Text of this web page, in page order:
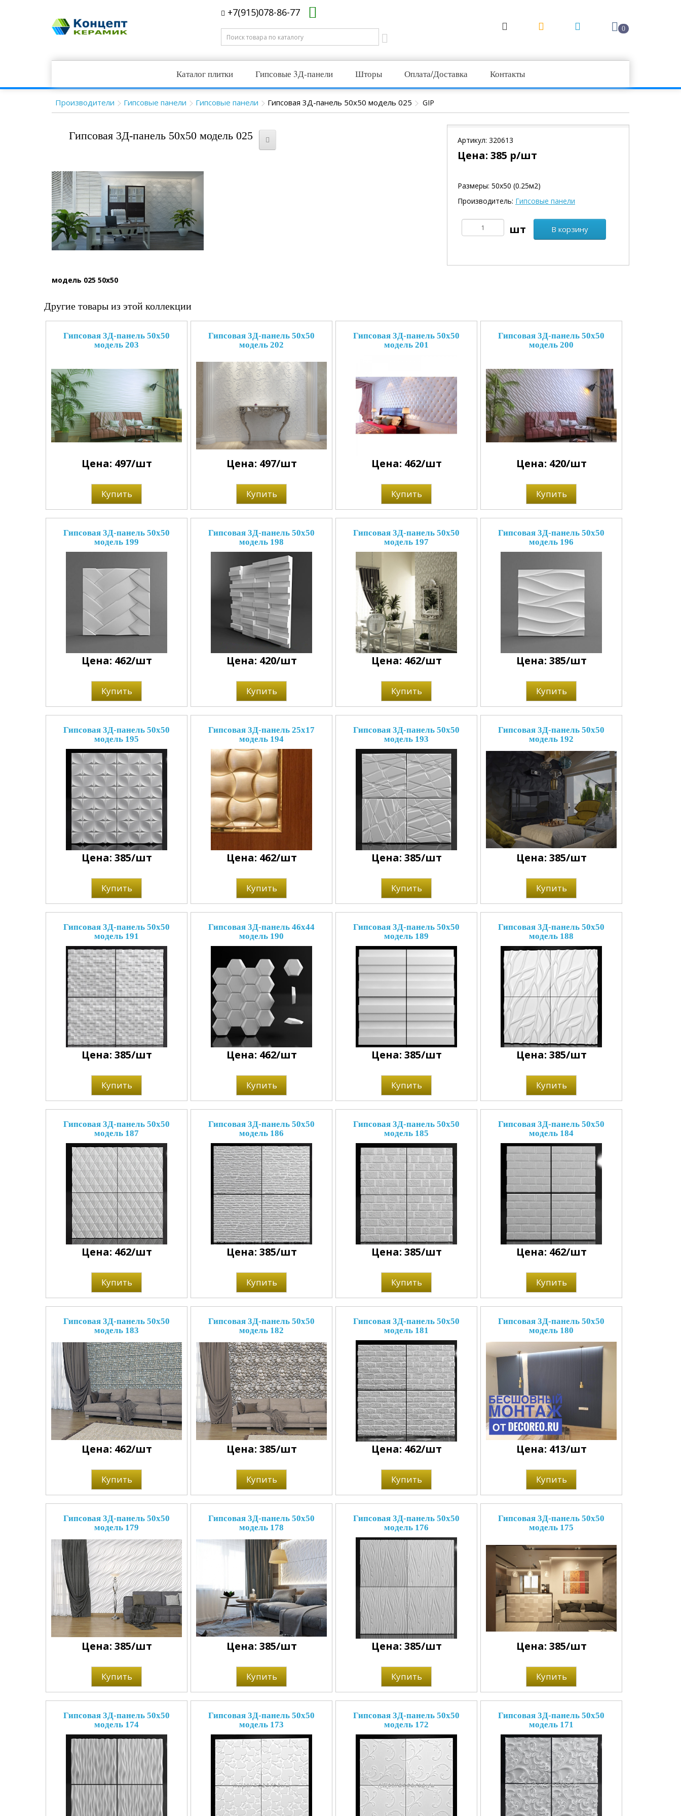
+7(915)078-86-77
0
Каталог плитки Гипсовые 3Д-панели Шторы Оплата/Доставка Контакты
Производители Гипсовые панели Гипсовые панели Гипсовая 3Д-панель 50x50 модель 025 GIP
Гипсовая 3Д-панель 50x50 модель 025
модель 025 50x50
Артикул: 320613
Цена: 385 р/шт
Размеры: 50х50 (0.25м2)
Производитель: Гипсовые панели
В корзину
Другие товары из этой коллекции
Гипсовая 3Д-панель 50x50
модель 203
Цена: 497/шт
Купить
Гипсовая 3Д-панель 50x50
модель 202
Цена: 497/шт
Купить
Гипсовая 3Д-панель 50x50
модель 201
Цена: 462/шт
Купить
Гипсовая 3Д-панель 50x50
модель 200
Цена: 420/шт
Купить
Гипсовая 3Д-панель 50x50
модель 199
Цена: 462/шт
Купить
Гипсовая 3Д-панель 50x50
модель 198
Цена: 420/шт
Купить
Гипсовая 3Д-панель 50x50
модель 197
Цена: 462/шт
Купить
Гипсовая 3Д-панель 50x50
модель 196
Цена: 385/шт
Купить
Гипсовая 3Д-панель 50x50
модель 195
Цена: 385/шт
Купить
Гипсовая 3Д-панель 25x17
модель 194
Цена: 462/шт
Купить
Гипсовая 3Д-панель 50x50
модель 193
Цена: 385/шт
Купить
Гипсовая 3Д-панель 50x50
модель 192
Цена: 385/шт
Купить
Гипсовая 3Д-панель 50x50
модель 191
Цена: 385/шт
Купить
Гипсовая 3Д-панель 46x44
модель 190
Цена: 462/шт
Купить
Гипсовая 3Д-панель 50x50
модель 189
Цена: 385/шт
Купить
Гипсовая 3Д-панель 50x50
модель 188
Цена: 385/шт
Купить
Гипсовая 3Д-панель 50x50
модель 187
Цена: 462/шт
Купить
Гипсовая 3Д-панель 50x50
модель 186
Цена: 385/шт
Купить
Гипсовая 3Д-панель 50x50
модель 185
Цена: 385/шт
Купить
Гипсовая 3Д-панель 50x50
модель 184
Цена: 462/шт
Купить
Гипсовая 3Д-панель 50x50
модель 183
Цена: 462/шт
Купить
Гипсовая 3Д-панель 50x50
модель 182
Цена: 385/шт
Купить
Гипсовая 3Д-панель 50x50
модель 181
Цена: 462/шт
Купить
Гипсовая 3Д-панель 50x50
модель 180
Цена: 413/шт
Купить
Гипсовая 3Д-панель 50x50
модель 179
Цена: 385/шт
Купить
Гипсовая 3Д-панель 50x50
модель 178
Цена: 385/шт
Купить
Гипсовая 3Д-панель 50x50
модель 176
Цена: 385/шт
Купить
Гипсовая 3Д-панель 50x50
модель 175
Цена: 385/шт
Купить
Гипсовая 3Д-панель 50x50
модель 174
Гипсовая 3Д-панель 50x50
модель 173
Гипсовая 3Д-панель 50x50
модель 172
Гипсовая 3Д-панель 50x50
модель 171